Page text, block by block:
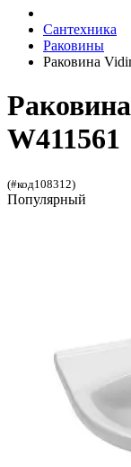
Сантехника
Раковины
Раковина
W411561
(#код108312)
Популярный